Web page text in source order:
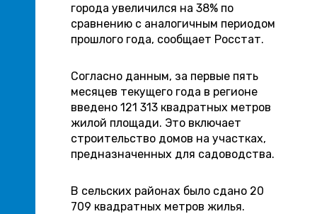
города увеличился на 38% по
сравнению с аналогичным периодом
прошлого года, сообщает Росстат.
Согласно данным, за первые пять
месяцев текущего года в регионе
введено 121 313 квадратных метров
жилой площади. Это включает
строительство домов на участках,
предназначенных для садоводства.
В сельских районах было сдано 20
709 квадратных метров жилья.